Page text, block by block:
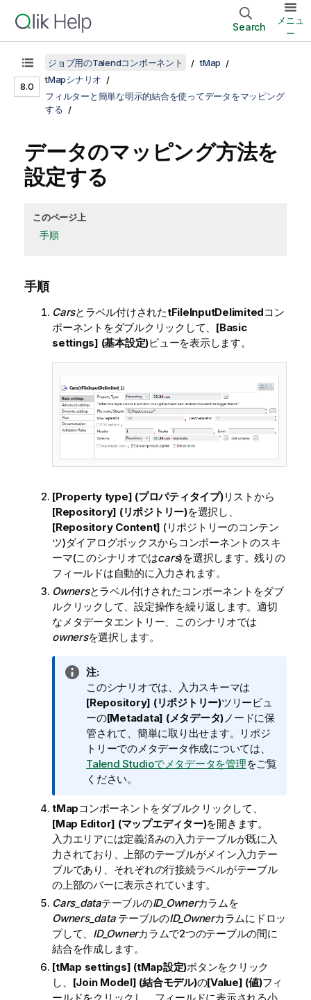
Search
メニュ
ー
8.0
ジョブ用のTalendコンポーネント
tMap
tMapシナリオ
フィルターと簡単な明示的結合を使ってデータをマッピング
する
データのマッピング方法を
設定する
このページ上
手順
手順
Carsとラベル付けされたtFileInputDelimitedコン
ポーネントをダブルクリックして、 [Basic
settings] (基本設定)ビューを表示します。
[Property type] (プロパティタイプ)リストから
[Repository] (リポジトリー)を選択し、
[Repository Content] (リポジトリーのコンテン
ツ)ダイアログボックスからコンポーネントのスキ
ーマ(このシナリオではcars)を選択します。残りの
フィールドは自動的に入力されます。
Ownersとラベル付けされたコンポーネントをダブ
ルクリックして、設定操作を繰り返します。適切
なメタデータエントリー、このシナリオでは
ownersを選択します。
情
報
メ
モ
注:
このシナリオでは、入力スキーマは
[Repository] (リポジトリー)ツリービュ
ーの[Metadata] (メタデータ)ノードに保
管されて、簡単に取り出せます。リポジ
トリーでのメタデータ作成については、
Talend Studioでメタデータを管理をご覧
ください。
tMapコンポーネントをダブルクリックして、
[Map Editor] (マップエディター)を開きます。
入力エリアには定義済みの入力テーブルが既に入
力されており、上部のテーブルがメイン入力テー
ブルであり、それぞれの行接続ラベルがテーブル
の上部のバーに表示されています。
Cars_dataテーブルのID_Ownerカラムを
Owners_dataテーブルのID_Ownerカラムにドロッ
プして、 ID_Ownerカラムで2つのテーブルの間に
結合を作成します。
[tMap settings] (tMap設定)ボタンをクリック
し、 [Join Model] (結合モデル)の[Value] (値)フィ